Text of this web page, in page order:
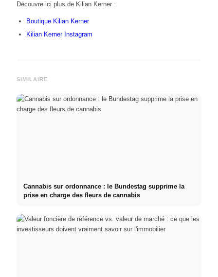
Découvre ici plus de Kilian Kerner :
Boutique Kilian Kerner
Kilian Kerner Instagram
SIMILAIRE
Cannabis sur ordonnance : le Bundestag supprime la
prise en charge des fleurs de cannabis